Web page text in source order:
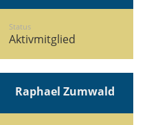
Status
Aktivmitglied
Raphael Zumwald